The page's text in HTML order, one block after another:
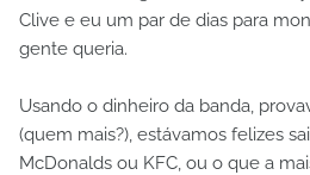
Clive e eu um par de dias para
gente queria.
Usando o dinheiro da banda,
(quem mais?), estávamos felizes
McDonalds ou KFC, ou o que a